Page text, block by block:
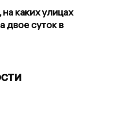
каких улицах
двое суток в